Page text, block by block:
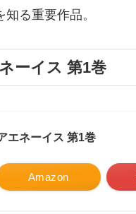
る重要作品。
ーイス 第1巻
エネーイス 第1巻
Amazon